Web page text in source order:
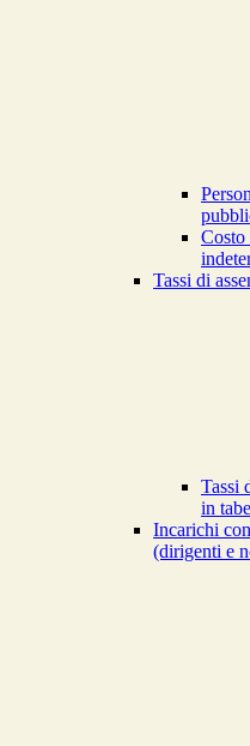
Costo
Tassi di
Tassi
in
Incarichi
(dirigenti e